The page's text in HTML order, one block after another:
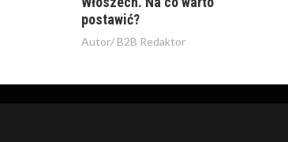
postawić?
Autor/ B2B Redaktor